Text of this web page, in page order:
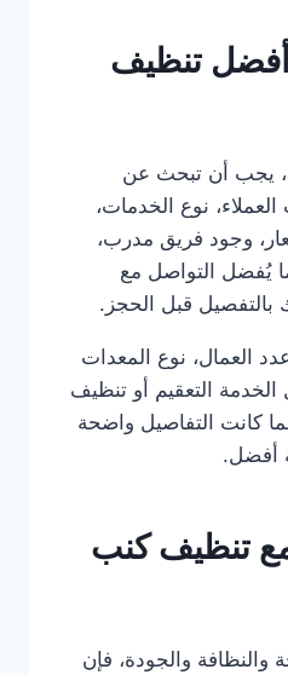
تنظيف
يجب أن تبحث عن
نوع الخدمات،
وجود فريق مدرب،
يُفضل التواصل مع
بالتفصيل قبل الحجز.
العمال، نوع المعدات
التعقيم أو تنظيف
كانت التفاصيل واضحة
أفضل.
مع تنظيف كنب
والنظافة والجودة، فإن